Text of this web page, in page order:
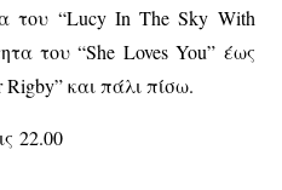
του “Lucy In The Sky With
του “She Loves You” έως
και πάλι πίσω.
22.00